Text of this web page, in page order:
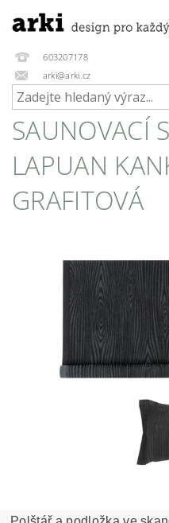
603207178
arki@arki.cz
SAUNOVACÍ
LAPUAN
GRAFITOVÁ